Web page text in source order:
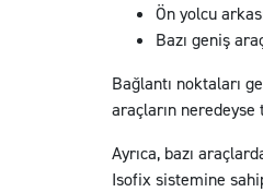
Ön yolcu
Bazı geniş
Bağlantı noktaları
araçların
Ayrıca, bazı
Isofix sistemine